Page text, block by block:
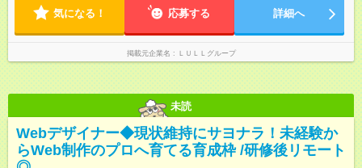
形態と給与に、本採用時と異なる部分があります。 雇用形態：
中途採用（契約社員） 給与：月給 230,000円以上 上記額にはみ
なし残業代を含みます。※超過分は全額支給いたします。 みな
別途支給いたします ※研修期間中（最大12ヶ月間）も、試用期
気になる！ 応募する 詳細へ
掲載元企業名 ＬＵＬＬグループ
未読
Webデザイナー◆現状維持にサヨナラ！未経験か
らWeb制作のプロへ育てる育成枠 /研修後リモート